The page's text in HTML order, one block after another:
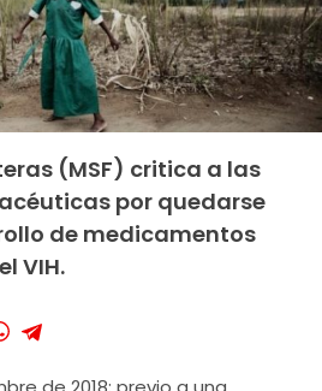
(MSF) critica a las
por quedarse
de medicamentos
VIH.